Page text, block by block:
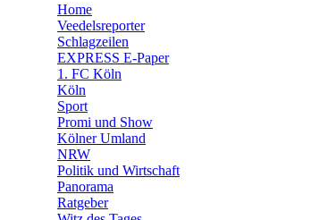
🛒 Shoppingwelt
🧩 Spiele
Home
Veedelsreporter
Schlagzeilen
EXPRESS E-Paper
1. FC Köln
Köln
Sport
Promi und Show
Kölner Umland
NRW
Politik und Wirtschaft
Panorama
Ratgeber